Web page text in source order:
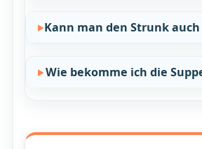
Kann man den Strunk
Wie bekomme ich die